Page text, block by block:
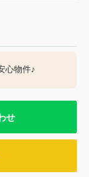
心物件♪
せ